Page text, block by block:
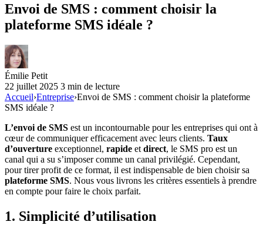
Envoi de SMS : comment choisir la
plateforme SMS idéale ?
Émilie Petit
22 juillet 2025 3 min de lecture
Accueil›Entreprise›Envoi de SMS : comment choisir la plateforme
SMS idéale ?
L’envoi de SMS est un incontournable pour les entreprises qui ont à
cœur de communiquer efficacement avec leurs clients. Taux
d’ouverture exceptionnel, rapide et direct, le SMS pro est un
canal qui a su s’imposer comme un canal privilégié. Cependant,
pour tirer profit de ce format, il est indispensable de bien choisir sa
plateforme SMS. Nous vous livrons les critères essentiels à prendre
en compte pour faire le choix parfait.
1. Simplicité d’utilisation